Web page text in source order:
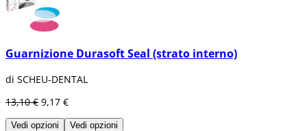
Guarnizione Durasoft Seal (strato interno)
di SCHEU-DENTAL
13,10 € 9,17 €
Vedi opzioni Vedi opzioni